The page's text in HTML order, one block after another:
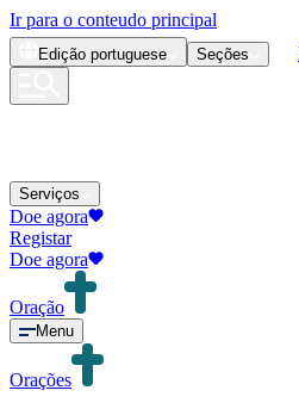
Ir para o conteudo principal
Edição portuguese Seções
Serviços
Doe agora
Registar
Doe agora
Oração
Menu
Orações